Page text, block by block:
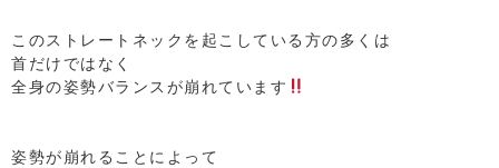
このストレートネックを起こしている方の多くは
首だけではなく
全身の姿勢バランスが崩れています
姿勢が崩れることによって